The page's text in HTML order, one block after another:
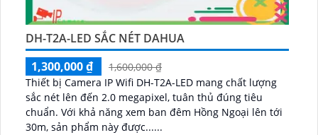
DH-T2A-LED SẮC NÉT DAHUA
1,300,000 ₫
1,600,000 ₫
Thiết bị Camera IP Wifi DH-T2A-LED mang chất lượng
sắc nét lên đến 2.0 megapixel, tuân thủ đúng tiêu
chuẩn. Với khả năng xem ban đêm Hồng Ngoại lên tới
30m, sản phẩm này được......